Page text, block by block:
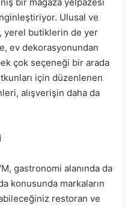
Ulusal ve
yerel butiklerin de yer
ev dekorasyonundan
çok seçeneği bir arada
için düzenlenen
alışverişin daha da
gastronomi alanında da
konusunda markaların
restoran ve